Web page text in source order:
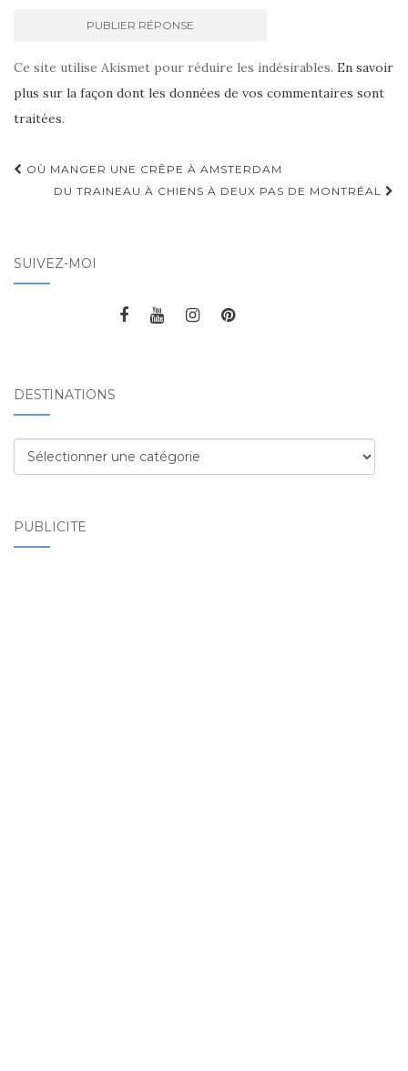
Ce site utilise Akismet pour réduire les indésirables. En savoir
plus sur la façon dont les données de vos commentaires sont
traitées.
Navigation d'article
OÙ MANGER UNE CRÊPE À AMSTERDAM
DU TRAINEAU À CHIENS À DEUX PAS DE MONTRÉAL
SUIVEZ-MOI
DESTINATIONS
Destinations
PUBLICITÉ